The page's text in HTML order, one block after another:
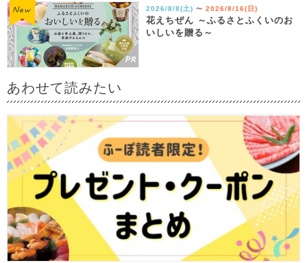
2026/8/8(土) 〜 2026/8/16(日)
花えちぜん ～ふるさとふくいのお
いしいを贈る～
あわせて読みたい